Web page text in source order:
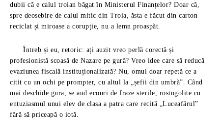
dubii că e calul troian băgat în Ministerul Finanțelor? Doar că,
spre deosebire de calul mitic din Troia, ăsta e făcut din carton
reciclat și miroase a corupție, nu a lemn proaspăt.
Întreb și eu, retoric: ați auzit vreo perlă corectă și
profesionistă scoasă de Nazare pe gură? Vreo idee care să reducă
evaziunea fiscală instituționalizată? Nu, omul doar repetă ce a
citit cu un ochi pe prompter, cu altul la „șefii din umbră”. Când
mai deschide gura, se aud ecouri de fraze sterile, rostogolite cu
entuziasmul unui elev de clasa a patra care recită „Luceafărul”
fără să priceapă o iotă.